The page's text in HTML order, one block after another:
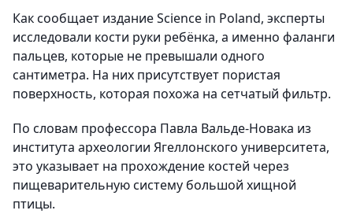
Как сообщает издание Science in Poland, эксперты
исследовали кости руки ребёнка, а именно фаланги
пальцев, которые не превышали одного
сантиметра. На них присутствует пористая
поверхность, которая похожа на сетчатый фильтр.
По словам профессора Павла Вальде-Новака из
института археологии Ягеллонского университета,
это указывает на прохождение костей через
пищеварительную систему большой хищной
птицы.